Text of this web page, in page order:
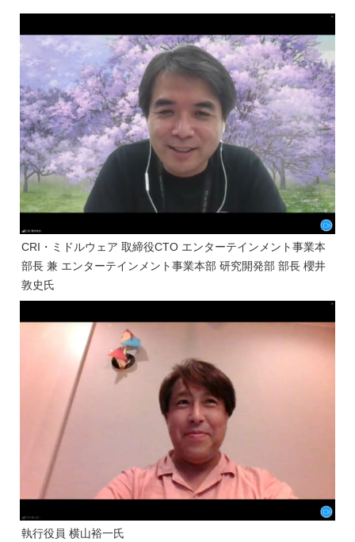
CRI・ミドルウェア 取締役CTO エンターテインメント事業本
部長 兼 エンターテインメント事業本部 研究開発部 部長 櫻井
敦史氏
執行役員 横山裕一氏